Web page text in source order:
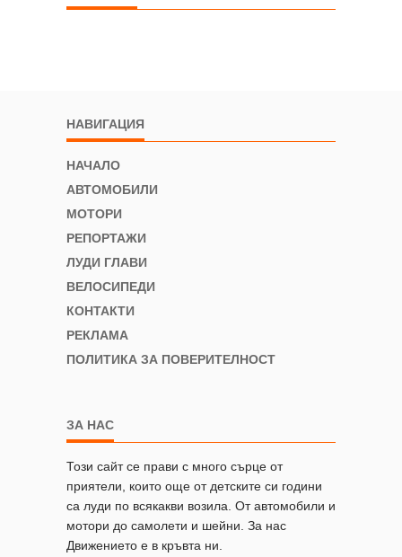
НАВИГАЦИЯ
НАЧАЛО
АВТОМОБИЛИ
МОТОРИ
РЕПОРТАЖИ
ЛУДИ ГЛАВИ
ВЕЛОСИПЕДИ
КОНТАКТИ
РЕКЛАМА
ПОЛИТИКА ЗА ПОВЕРИТЕЛНОСТ
ЗА НАС
Този сайт се прави с много сърце от
приятели, които още от детските си години
са луди по всякакви возила. От автомобили и
мотори до самолети и шейни. За нас
Движението е в кръвта ни.